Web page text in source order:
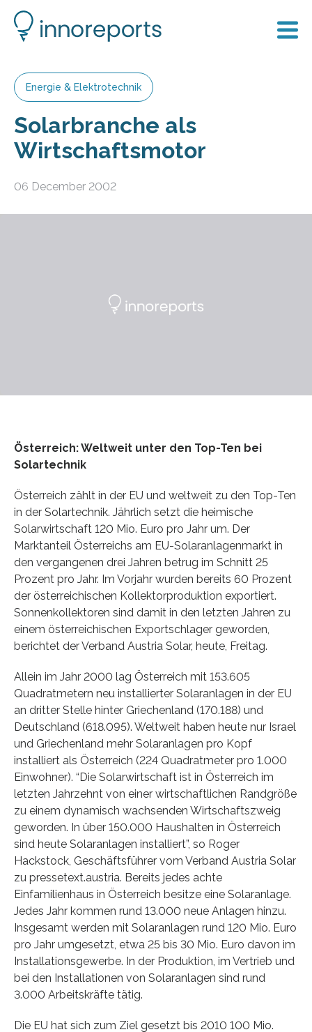
Energie & Elektrotechnik
Solarbranche als
Wirtschaftsmotor
06 December 2002
Österreich: Weltweit unter den Top-Ten bei
Solartechnik
Österreich zählt in der EU und weltweit zu den Top-Ten
in der Solartechnik. Jährlich setzt die heimische
Solarwirtschaft 120 Mio. Euro pro Jahr um. Der
Marktanteil Österreichs am EU-Solaranlagenmarkt in
den vergangenen drei Jahren betrug im Schnitt 25
Prozent pro Jahr. Im Vorjahr wurden bereits 60 Prozent
der österreichischen Kollektorproduktion exportiert.
Sonnenkollektoren sind damit in den letzten Jahren zu
einem österreichischen Exportschlager geworden,
berichtet der Verband Austria Solar, heute, Freitag.
Allein im Jahr 2000 lag Österreich mit 153.605
Quadratmetern neu installierter Solaranlagen in der EU
an dritter Stelle hinter Griechenland (170.188) und
Deutschland (618.095). Weltweit haben heute nur Israel
und Griechenland mehr Solaranlagen pro Kopf
installiert als Österreich (224 Quadratmeter pro 1.000
Einwohner). “Die Solarwirtschaft ist in Österreich im
letzten Jahrzehnt von einer wirtschaftlichen Randgröße
zu einem dynamisch wachsenden Wirtschaftszweig
geworden. In über 150.000 Haushalten in Österreich
sind heute Solaranlagen installiert”, so Roger
Hackstock, Geschäftsführer vom Verband Austria Solar
zu pressetext.austria. Bereits jedes achte
Einfamilienhaus in Österreich besitze eine Solaranlage.
Jedes Jahr kommen rund 13.000 neue Anlagen hinzu.
Insgesamt werden mit Solaranlagen rund 120 Mio. Euro
pro Jahr umgesetzt, etwa 25 bis 30 Mio. Euro davon im
Installationsgewerbe. In der Produktion, im Vertrieb und
bei den Installationen von Solaranlagen sind rund
3.000 Arbeitskräfte tätig.
Die EU hat sich zum Ziel gesetzt bis 2010 100 Mio.